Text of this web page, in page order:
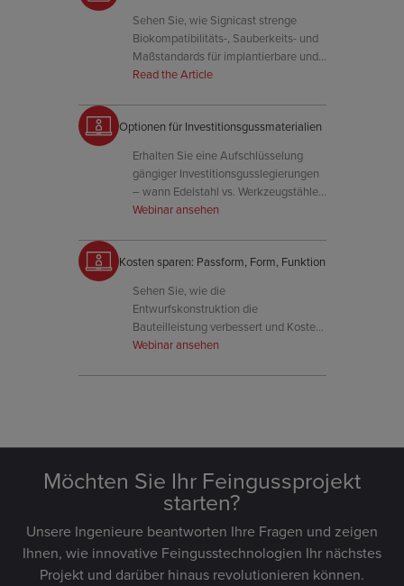
Sehen Sie, wie Signicast strenge
Biokompatibilitäts-, Sauberkeits- und
Maßstandards für implantierbare und
chirurgische Gussteile erfüllt.
Read the Article
Optionen für Investitionsgussmaterialien
Erhalten Sie eine Aufschlüsselung
gängiger Investitionsgusslegierungen
– wann Edelstahl vs. Werkzeugstähle
verwendet werden und wie man
Kosten ausbalanciert.
Webinar ansehen
Kosten sparen: Passform, Form, Funktion
Sehen Sie, wie die
Entwurfskonstruktion die
Bauteilleistung verbessert und Kosten
senkt, indem Geometrie, Toleranzen
optimiert werden.
Webinar ansehen
Möchten Sie Ihr Feingussprojekt
starten?
Unsere Ingenieure beantworten Ihre Fragen und zeigen
Ihnen, wie innovative Feingusstechnologien Ihr nächstes
Projekt und darüber hinaus revolutionieren können.